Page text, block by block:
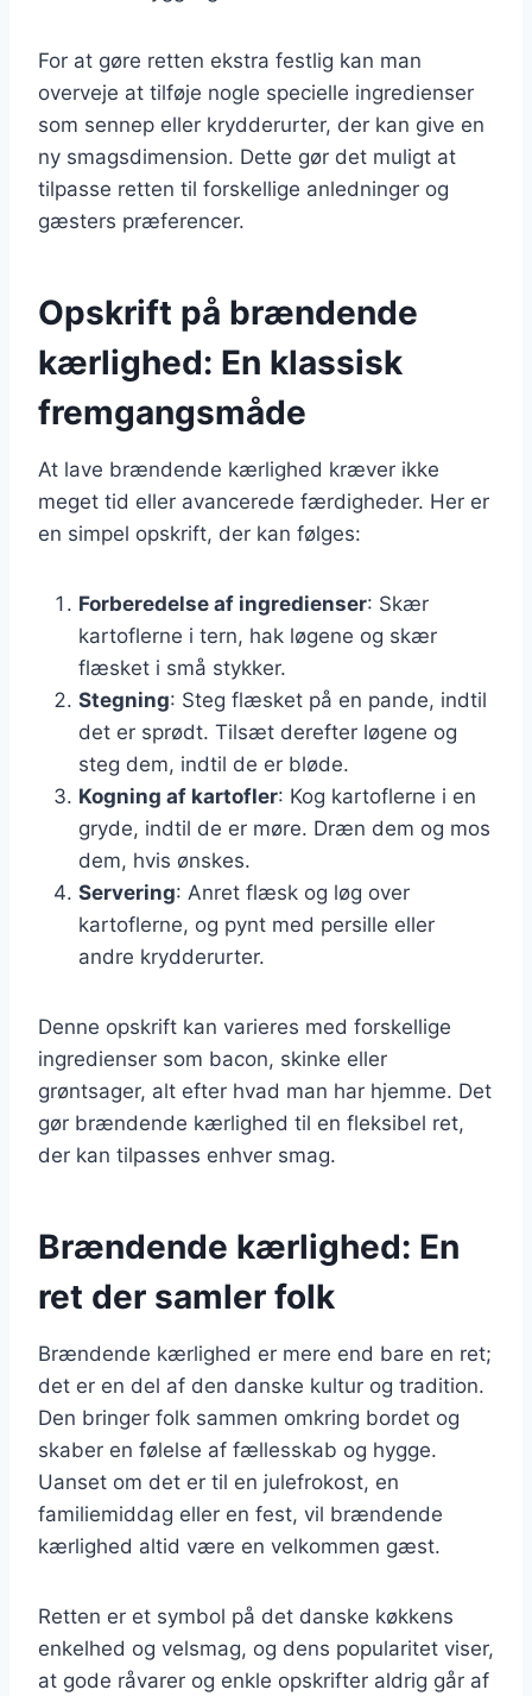
For at gøre retten ekstra festlig kan man
overveje at tilføje nogle specielle ingredienser
som sennep eller krydderurter, der kan give en
ny smagsdimension. Dette gør det muligt at
tilpasse retten til forskellige anledninger og
gæsters præferencer.
Opskrift på brændende
kærlighed: En klassisk
fremgangsmåde
At lave brændende kærlighed kræver ikke
meget tid eller avancerede færdigheder. Her er
en simpel opskrift, der kan følges:
Forberedelse af ingredienser: Skær
kartoflerne i tern, hak løgene og skær
flæsket i små stykker.
Stegning: Steg flæsket på en pande, indtil
det er sprødt. Tilsæt derefter løgene og
steg dem, indtil de er bløde.
Kogning af kartofler: Kog kartoflerne i en
gryde, indtil de er møre. Dræn dem og mos
dem, hvis ønskes.
Servering: Anret flæsk og løg over
kartoflerne, og pynt med persille eller
andre krydderurter.
Denne opskrift kan varieres med forskellige
ingredienser som bacon, skinke eller
grøntsager, alt efter hvad man har hjemme. Det
gør brændende kærlighed til en fleksibel ret,
der kan tilpasses enhver smag.
Brændende kærlighed: En
ret der samler folk
Brændende kærlighed er mere end bare en ret;
det er en del af den danske kultur og tradition.
Den bringer folk sammen omkring bordet og
skaber en følelse af fællesskab og hygge.
Uanset om det er til en julefrokost, en
familiemiddag eller en fest, vil brændende
kærlighed altid være en velkommen gæst.
Retten er et symbol på det danske køkkens
enkelhed og velsmag, og dens popularitet viser,
at gode råvarer og enkle opskrifter aldrig går af